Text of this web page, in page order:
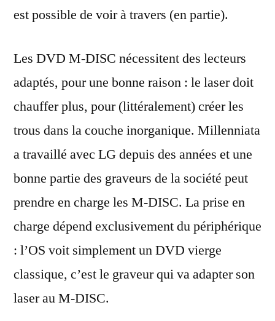
est possible de voir à travers (en partie).
Les DVD M-DISC nécessitent des lecteurs
adaptés, pour une bonne raison : le laser doit
chauffer plus, pour (littéralement) créer les
trous dans la couche inorganique. Millenniata
a travaillé avec LG depuis des années et une
bonne partie des graveurs de la société peut
prendre en charge les M-DISC. La prise en
charge dépend exclusivement du périphérique
: l’OS voit simplement un DVD vierge
classique, c’est le graveur qui va adapter son
laser au M-DISC.